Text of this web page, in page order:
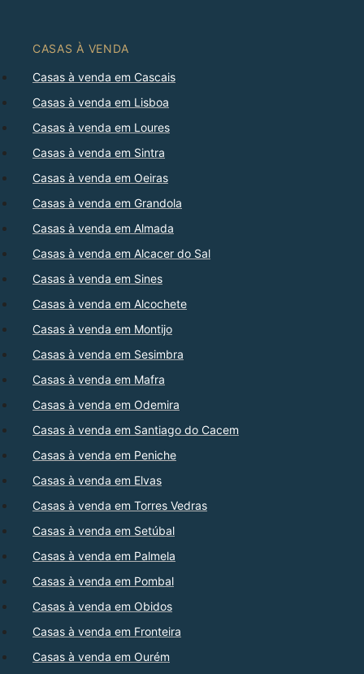
CASAS À VENDA
Casas à venda em Cascais
Casas à venda em Lisboa
Casas à venda em Loures
Casas à venda em Sintra
Casas à venda em Oeiras
Casas à venda em Grandola
Casas à venda em Almada
Casas à venda em Alcacer do Sal
Casas à venda em Sines
Casas à venda em Alcochete
Casas à venda em Montijo
Casas à venda em Sesimbra
Casas à venda em Mafra
Casas à venda em Odemira
Casas à venda em Santiago do Cacem
Casas à venda em Peniche
Casas à venda em Elvas
Casas à venda em Torres Vedras
Casas à venda em Setúbal
Casas à venda em Palmela
Casas à venda em Pombal
Casas à venda em Obidos
Casas à venda em Fronteira
Casas à venda em Ourém